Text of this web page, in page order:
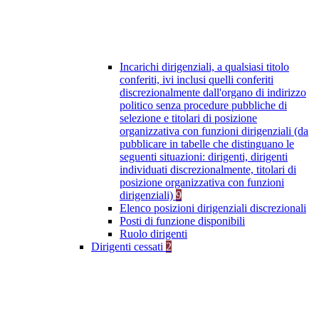
Incarichi dirigenziali, a qualsiasi titolo
conferiti, ivi inclusi quelli conferiti
discrezionalmente dall'organo di indirizzo
politico senza procedure pubbliche di
selezione e titolari di posizione
organizzativa con funzioni dirigenziali (da
pubblicare in tabelle che distinguano le
seguenti situazioni: dirigenti, dirigenti
individuati discrezionalmente, titolari di
posizione organizzativa con funzioni
dirigenziali) 9
Elenco posizioni dirigenziali discrezionali
Posti di funzione disponibili
Ruolo dirigenti
Dirigenti cessati 2